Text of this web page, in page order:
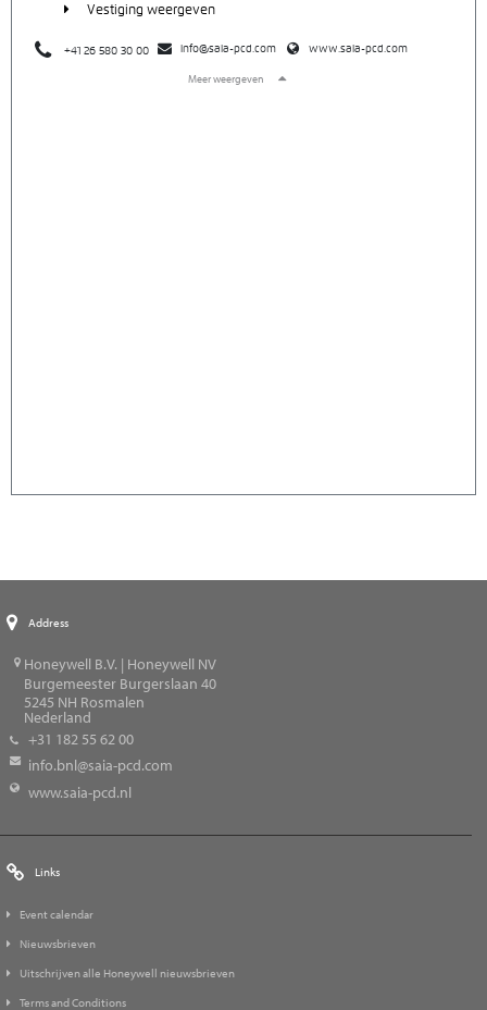
Vestiging weergeven
+41 26 580 30 00 info@saia-pcd.com www.saia-pcd.com
Meer weergeven
Address
Honeywell B.V. | Honeywell NV
Burgemeester Burgerslaan 40
5245 NH Rosmalen
Nederland
+31 182 55 62 00
info.bnl@saia-pcd.com
www.saia-pcd.nl
Links
Event calendar
Nieuwsbrieven
Uitschrijven alle Honeywell nieuwsbrieven
Terms and Conditions